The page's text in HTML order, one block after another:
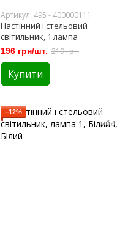
Артикул: 495 - 400000111
Настінний і стельовий
світильник, 1 лампа
196 грн/шт. 219 грн
Купити
−12%